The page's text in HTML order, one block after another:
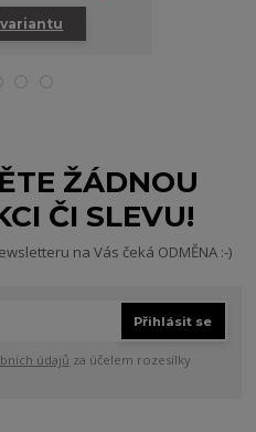
ŽÁDNOU
ČI SLEVU!
na Vás čeká ODMĚNA :-)
Přihlásit se
údajů za účelem rozesílky